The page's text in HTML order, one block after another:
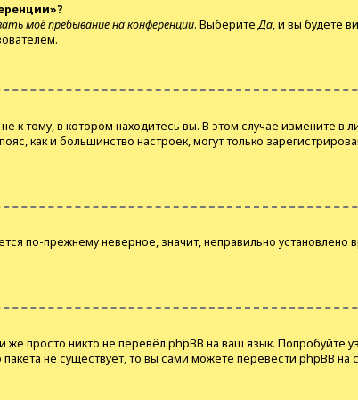
моё пребывание на конференции. ВыберитеДа, и вы будете
тому, в котором находитесь вы. В этом случае измените в
как и большинство настроек, могут только
по-прежнему неверное, значит, неправильно
просто никто не перевёл phpBB на ваш язык. Попробуйте
не существует, то вы сами можете перевести phpBB